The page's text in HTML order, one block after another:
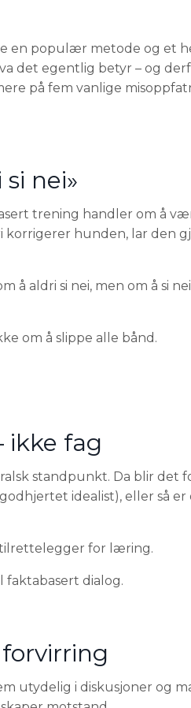
en populær metode og et
det egentlig betyr – og
på fem vanlige
nei»
trening handler om å
hunden, lar den
å aldri si nei, men om å si nei
om å slippe alle bånd.
ikke fag
standpunkt. Da blir det
idealist), eller så er
tilrettelegger for læring.
faktabasert dialog.
utydelig i diskusjoner og